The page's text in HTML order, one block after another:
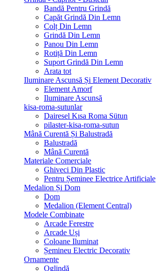
Bandă Pentru Grindă
Capăt Grindă Din Lemn
Colț Din Lemn
Grindă Din Lemn
Panou Din Lemn
Rotiță Din Lemn
Suport Grindă Din Lemn
Arata tot
Iluminare Ascunsă Și Element Decorativ
Element Amorf
Iluminare Ascunsă
kisa-roma-sutunlar
Dairesel Kısa Roma Sütun
pilaster-kisa-roma-sutun
Mână Curentă Și Balustradă
Balustradă
Mână Curentă
Materiale Comerciale
Ghiveci Din Plastic
Pentru Șeminee Electrice Artificiale
Medalion Și Dom
Dom
Medalion (Element Central)
Modele Combinate
Arcade Ferestre
Arcade Uși
Coloane Iluminat
Șemineu Electric Decorativ
Ornamente
Oglindă